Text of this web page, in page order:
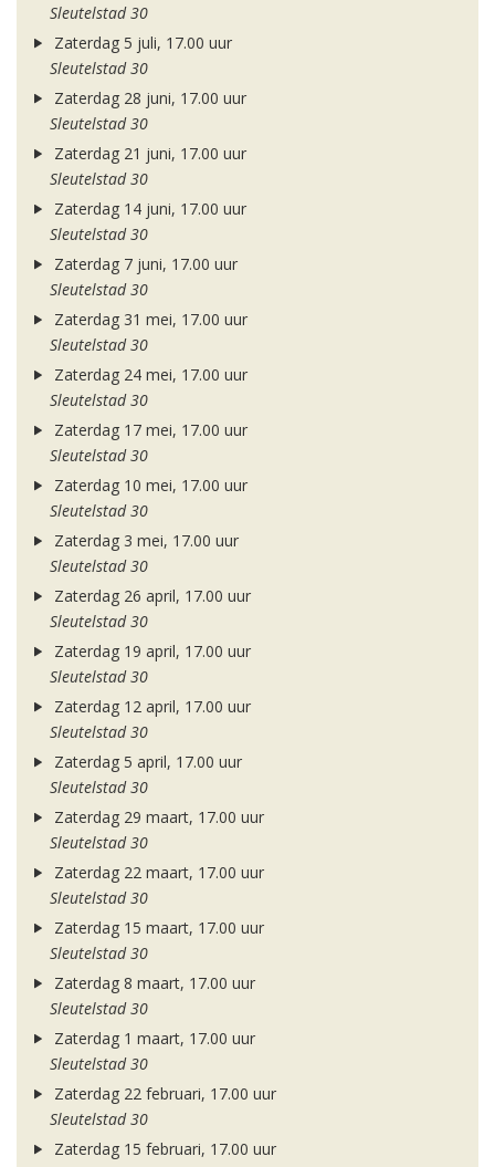
Sleutelstad 30
Zaterdag 5 juli, 17.00 uur
Sleutelstad 30
Zaterdag 28 juni, 17.00 uur
Sleutelstad 30
Zaterdag 21 juni, 17.00 uur
Sleutelstad 30
Zaterdag 14 juni, 17.00 uur
Sleutelstad 30
Zaterdag 7 juni, 17.00 uur
Sleutelstad 30
Zaterdag 31 mei, 17.00 uur
Sleutelstad 30
Zaterdag 24 mei, 17.00 uur
Sleutelstad 30
Zaterdag 17 mei, 17.00 uur
Sleutelstad 30
Zaterdag 10 mei, 17.00 uur
Sleutelstad 30
Zaterdag 3 mei, 17.00 uur
Sleutelstad 30
Zaterdag 26 april, 17.00 uur
Sleutelstad 30
Zaterdag 19 april, 17.00 uur
Sleutelstad 30
Zaterdag 12 april, 17.00 uur
Sleutelstad 30
Zaterdag 5 april, 17.00 uur
Sleutelstad 30
Zaterdag 29 maart, 17.00 uur
Sleutelstad 30
Zaterdag 22 maart, 17.00 uur
Sleutelstad 30
Zaterdag 15 maart, 17.00 uur
Sleutelstad 30
Zaterdag 8 maart, 17.00 uur
Sleutelstad 30
Zaterdag 1 maart, 17.00 uur
Sleutelstad 30
Zaterdag 22 februari, 17.00 uur
Sleutelstad 30
Zaterdag 15 februari, 17.00 uur